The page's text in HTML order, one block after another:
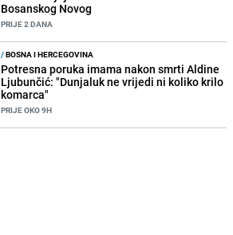
Bosanskog Novog
PRIJE 2 DANA
/BOSNA I HERCEGOVINA
Potresna poruka imama nakon smrti Aldine
Ljubunčić: "Dunjaluk ne vrijedi ni koliko krilo
komarca"
PRIJE OKO 9H